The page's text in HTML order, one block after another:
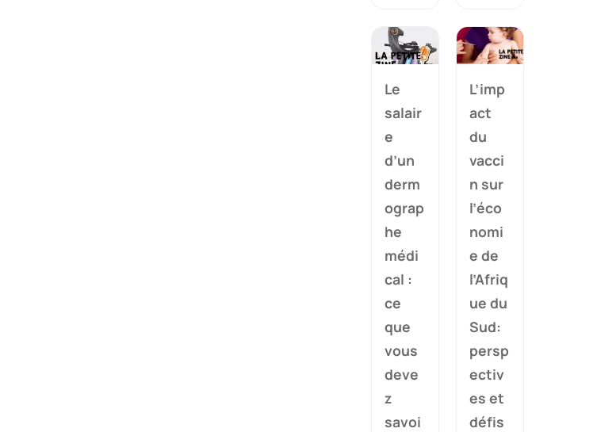
Le
salair
e
d’un
derm
ograp
he
médi
cal :
ce
que
vous
deve
z
savoi
L’imp
act
du
vacci
n sur
l’éco
nomi
e de
l’Afriq
ue du
Sud:
persp
ectiv
es et
défis